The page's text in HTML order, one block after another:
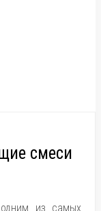
смеси
из самых